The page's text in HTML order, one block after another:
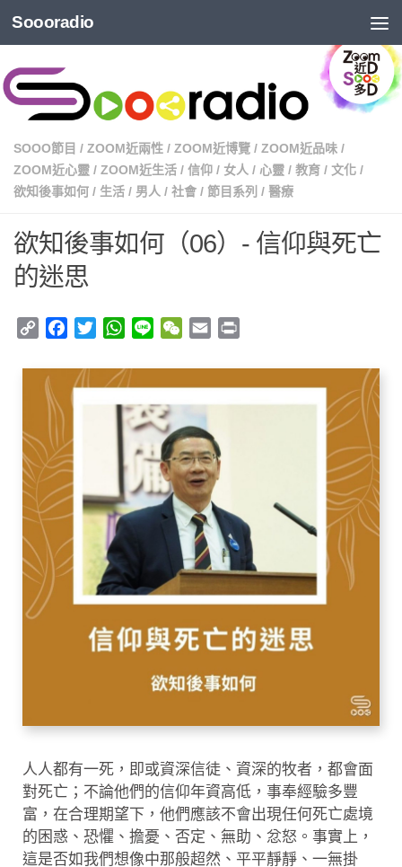
Soooradio
SOOO節目 / ZOOM近兩性 / ZOOM近博覽 / ZOOM近品味 /
ZOOM近心靈 / ZOOM近生活 / 信仰 / 女人 / 心靈 / 教育 / 文化 /
欲知後事如何 / 生活 / 男人 / 社會 / 節目系列 / 醫療
欲知後事如何（06）- 信仰與死亡
的迷思
Copy
Facebook
TwitterWhatsApp
Line WeChat
Email
人人都有一死，即或資深信徒、資深的牧者，都會面
對死亡；不論他們的信仰年資高低，事奉經驗多豐
富，在合理期望下，他們應該不會出現任何死亡處境
的困惑、恐懼、擔憂、否定、無助、忿怒。事實上，
這是否如我們想像中那般超然、平平靜靜、一無掛